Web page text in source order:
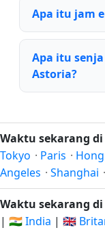
Apa itu jam
Apa itu
Astoria?
Waktu sekarang
Tokyo · Paris ·
Angeles · Shanghai ·
Waktu sekarang
| 🇮🇳 India | 🇬🇧